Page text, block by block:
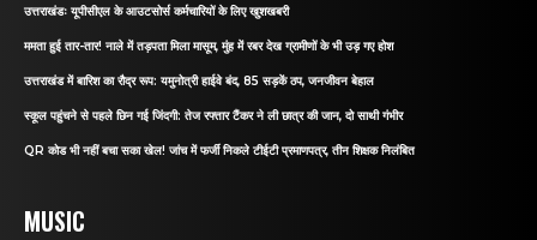
उत्तराखंडः यूपीसीएल के आउटसोर्स कर्मचारियों के लिए खुशखबरी
ममता हुई तार-तार! नाले में तड़पता मिला मासूम, मुंह में रबर देख ग्रामीणों के भी उड़ गए होश
उत्तराखंड में बारिश का रौद्र रूप: यमुनोत्री हाईवे बंद, 85 सड़कें ठप, जनजीवन बेहाल
स्कूल पहुंचने से पहले छिन गई जिंदगी: तेज रफ्तार टैंकर ने ली छात्र की जान, दो साथी गंभीर
QR कोड भी नहीं बचा सका खेल! जांच में फर्जी निकले टीईटी प्रमाणपत्र, तीन शिक्षक निलंबित
MUSIC